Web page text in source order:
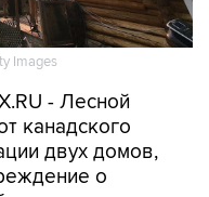
Images
- Лесной
канадского
двух домов,
о